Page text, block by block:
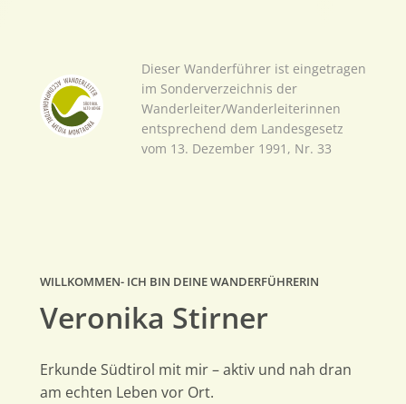
Dieser Wanderführer ist eingetragen
im Sonderverzeichnis der
Wanderleiter/Wanderleiterinnen
entsprechend dem Landesgesetz
vom 13. Dezember 1991, Nr. 33
WILLKOMMEN- ICH BIN DEINE WANDERFÜHRERIN
Veronika Stirner
Erkunde Südtirol mit mir – aktiv und nah dran
am echten Leben vor Ort.